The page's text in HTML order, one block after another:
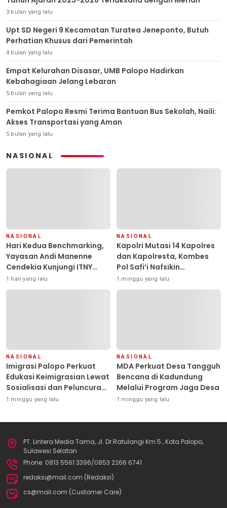
3 bulan yang lalu
Upt SD Negeri 9 Kecamatan Turatea Jeneponto, Butuh
Perhatian Khusus dari Pemerintah
4 bulan yang lalu
Empat Kelurahan Disasar, UMB Palopo Hadirkan
Kebahagiaan Jelang Lebaran
5 bulan yang lalu
Pemkot Palopo Resmi Terima Bantuan Bus Sekolah, Naili:
Akses Transportasi yang Aman
5 bulan yang lalu
NASIONAL
NASIONAL
Hari Kedua Benchmarking,
Yayasan Andi Manenne
Cendekia Kunjungi ITNY
Yogyakarta
1 hari yang lalu
NASIONAL
Kapolri Mutasi 14 Kapolres
dan Kapolresta, Kombes
Pol Safi’i Nafsikin
Mengemban Amanah
Pimpin Polresta Kendari
1 minggu yang lalu
NASIONAL
Imigrasi Palopo Perkuat
Edukasi Keimigrasian Lewat
Sosialisasi dan Peluncuran
Inovasi Chatbot “IT CHIKA”
1 minggu yang lalu
NASIONAL
MDA Perkuat Desa Tangguh
Bencana di Kadundung
Melalui Program Jaga Desa
1 minggu yang lalu
PT. Lintera Media Tama, Jl. Dr.Ratulangi Km.5 , Kota Palopo,
Sulawesi Selatan
Phone: 0813 5561 3396/0853 2266 6741
redaksi@mail.com (Redaksi)
cs@mail.com (Customer Care)